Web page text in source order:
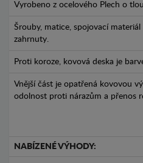
Vyrobeno z ocelového Plech o
Šrouby, matice, spojovací
zahrnuty.
Proti koroze, kovová deska je
Vnější část je opatřená kovovou
odolnost proti nárazům a přenos
NABÍZENÉ VÝHODY: